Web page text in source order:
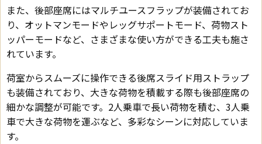
また、後部座席にはマルチユースフラップが装備されてお
り、オットマンモードやレッグサポートモード、荷物スト
ッパーモードなど、さまざまな使い方ができる工夫も施さ
れています。
荷室からスムーズに操作できる後席スライド用ストラップ
も装備されており、大きな荷物を積載する際も後部座席の
細かな調整が可能です。2人乗車で長い荷物を積む、3人乗
車で大きな荷物を運ぶなど、多彩なシーンに対応していま
す。